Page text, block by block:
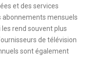
et des services
abonnements mensuels
rend souvent plus
de télévision
sont également